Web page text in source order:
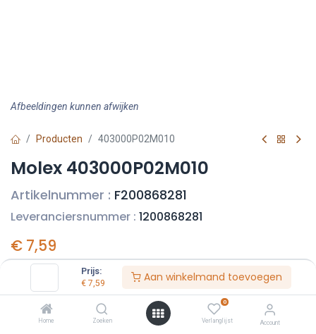
Prijs:
€ 7,59 Aan winkelmand toevoegen
Home Zoeken
0
Verlanglijst Account
Afbeeldingen kunnen afwijken
Producten 403000P02M010
Molex 403000P02M010
Artikelnummer : F200868281
Leveranciersnummer : 1200868281
€ 7,59
Prijs per stuk excl. BTW